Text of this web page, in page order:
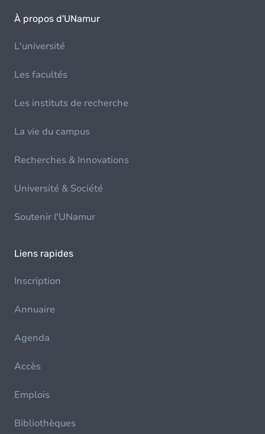
À propos d'UNamur
L'université
Les facultés
Les instituts de recherche
La vie du campus
Recherches & Innovations
Université & Société
Soutenir l'UNamur
Liens rapides
Inscription
Annuaire
Agenda
Accès
Emplois
Bibliothèques